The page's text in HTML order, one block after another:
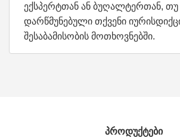
ექსპერტთან ან ბუღალტერთან,
დარწმუნებული თქვენი
შესაბამისობის მოთხოვნებში.
პროდუქტები